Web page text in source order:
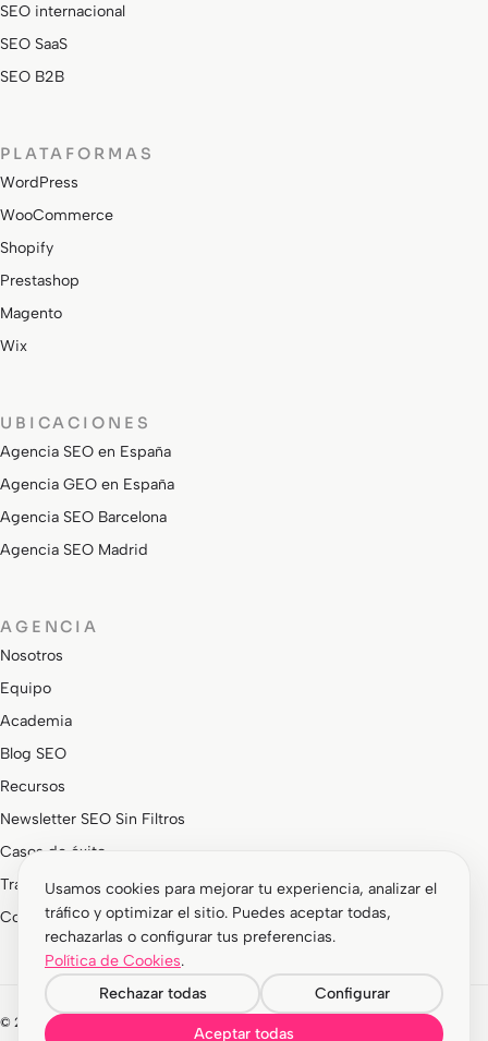
SEO internacional
SEO SaaS
SEO B2B
PLATAFORMAS
WordPress
WooCommerce
Shopify
Prestashop
Magento
Wix
UBICACIONES
Agencia SEO en España
Agencia GEO en España
Agencia SEO Barcelona
Agencia SEO Madrid
AGENCIA
Nosotros
Equipo
Academia
Blog SEO
Recursos
Newsletter SEO Sin Filtros
Casos de éxito
Trabaja con nosotros
Contacto
© 2026 Agencia Interactiva EA Barcelona S.L. Todos los derechos reservados.
Usamos cookies para mejorar tu experiencia, analizar el
tráfico y optimizar el sitio. Puedes aceptar todas,
rechazarlas o configurar tus preferencias.
Política de Cookies.
Rechazar todas
Configurar
Aceptar todas